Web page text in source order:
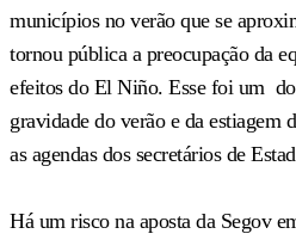
municípios no verão que se
tornou pública a preocupação da
efeitos do El Niño. Esse foi um
gravidade do verão e da estiagem
as agendas dos secretários de
Há um risco na aposta da Segov